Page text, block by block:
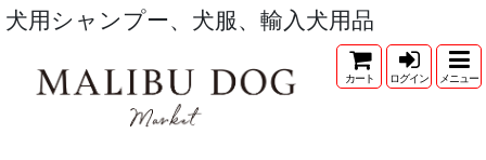
犬用シャンプー、犬服、輸入犬用品
カート ログイン メニュー